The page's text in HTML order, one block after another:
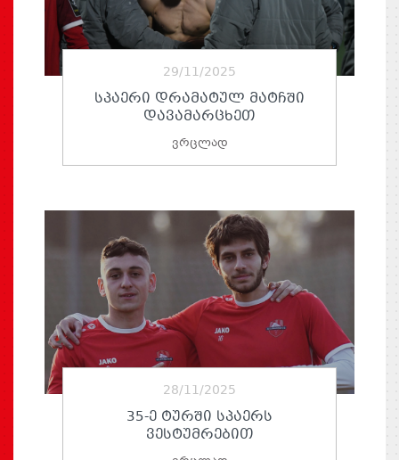
29/11/2025
ᲡᲞᲐᲔᲠᲘ ᲓᲠᲐᲛᲐᲢᲣᲚ ᲛᲐᲢᲩᲨᲘ
ᲓᲐᲕᲐᲛᲐᲠᲪᲮᲔᲗ
ვრცლად
28/11/2025
35-Ე ᲢᲣᲠᲨᲘ ᲡᲞᲐᲔᲠᲡ
ᲕᲔᲡᲢᲣᲛᲠᲔᲑᲘᲗ